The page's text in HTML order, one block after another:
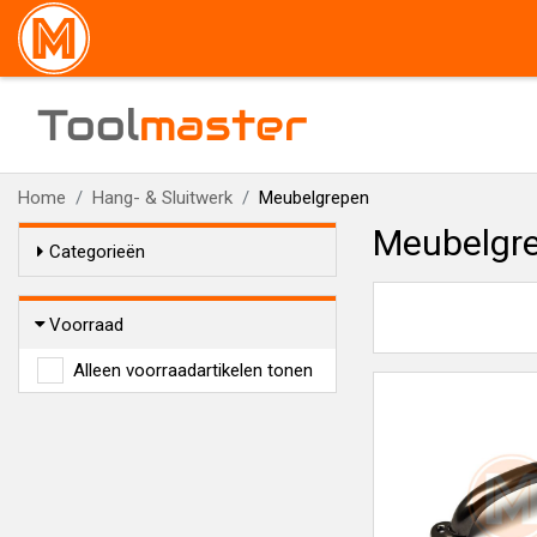
Toolmaster
Home Hang- & Sluitwerk Meubelgrepen
Categorieën
Voorraad
Alleen voorraadartikelen tonen